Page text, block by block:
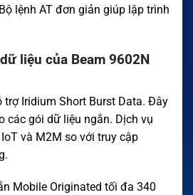
lệnh AT đơn giản giúp lập trình
liệu của Beam 9602N
trợ Iridium Short Burst Data. Đây
các gói dữ liệu ngắn. Dịch vụ
và M2M so với truy cập
Mobile Originated tối đa 340